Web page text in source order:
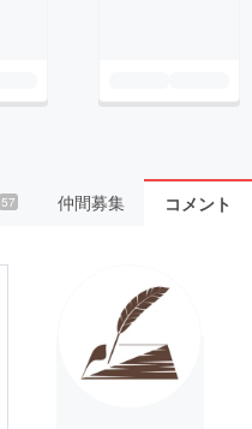
57 仲間募集 コメント